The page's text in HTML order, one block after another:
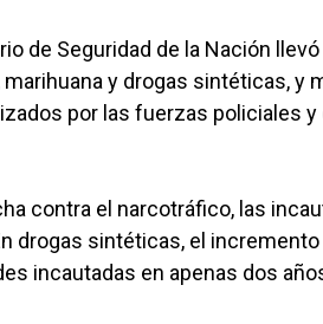
de Seguridad de la Nación
y drogas sintéticas, y
por las fuerzas policiales
contra el narcotráfico, las
drogas sintéticas, el
incautadas en apenas dos